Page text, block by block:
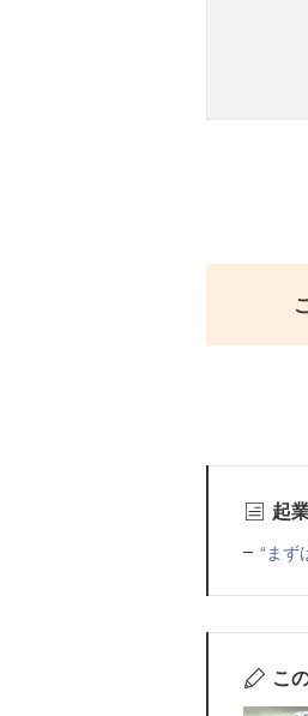
起
“まず
こ